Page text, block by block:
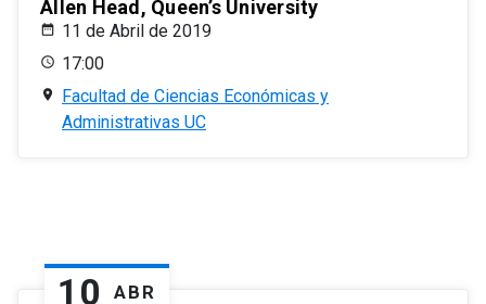
Allen Head, Queen’s University
11 de Abril de 2019
17:00
Facultad de Ciencias Económicas y
Administrativas UC
10 ABR